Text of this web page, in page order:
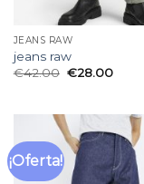
JEANS RAW
jeans raw
€42.00 €28.00
¡Oferta!